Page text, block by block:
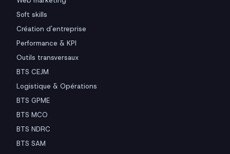
Soft skills
Création d'entreprise
Performance & KPI
Outils transversaux
BTS CEJM
Logistique & Opérations
BTS GPME
BTS MCO
BTS NDRC
BTS SAM